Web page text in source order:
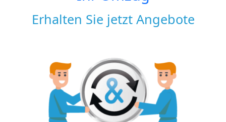
Erhalten Sie jetzt Angebote